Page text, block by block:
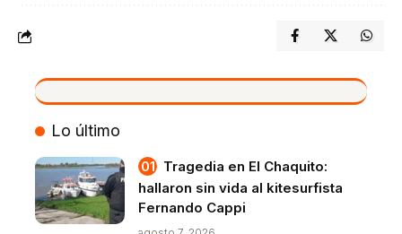
VIVO
Lo último
Tragedia en El Chaquito:
hallaron sin vida al kitesurfista
Fernando Cappi